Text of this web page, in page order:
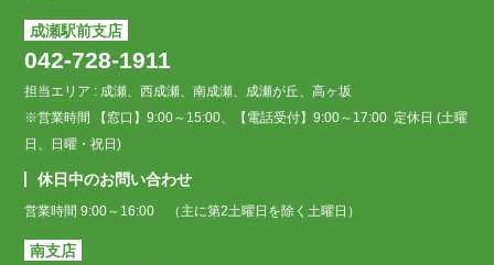
成瀬駅前支店
042-728-1911
担当エリア : 成瀬、西成瀬、南成瀬、成瀬が丘、高ヶ坂
※営業時間 【窓口】9:00～15:00、【電話受付】9:00～17:00 定休日 (土曜
日、日曜・祝日)
休日中のお問い合わせ
営業時間 9:00～16:00 （主に第2土曜日を除く土曜日）
南支店